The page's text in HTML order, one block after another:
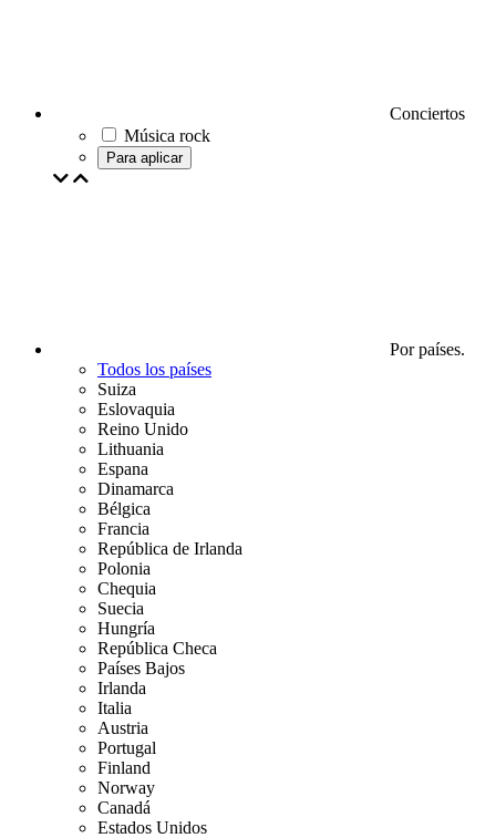
Conciertos
Música rock
Para aplicar
Por países.
Todos los países
Suiza
Eslovaquia
Reino Unido
Lithuania
Espana
Dinamarca
Bélgica
Francia
República de Irlanda
Polonia
Chequia
Suecia
Hungría
República Checa
Países Bajos
Irlanda
Italia
Austria
Portugal
Finland
Norway
Canadá
Estados Unidos